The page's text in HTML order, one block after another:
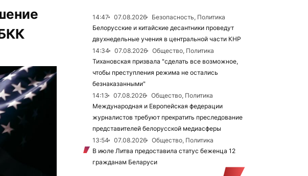
14:47 07.08.2026
Безопасность, Политика
Белорусские и китайские десантники проведут
двухнедельные учения в центральной части КНР
14:34
07.08.2026
Общество, Политика
Тихановская призвала "сделать все возможное,
чтобы преступления режима не остались
безнаказанными"
14:13
07.08.2026
Общество, Политика
Международная и Европейская федерации
журналистов требуют прекратить преследование
представителей белорусской медиасферы
13:54
07.08.2026
Общество, Политика
В июле Литва предоставила статус беженца 12
гражданам Беларуси